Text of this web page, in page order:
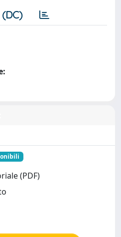
(PDF)